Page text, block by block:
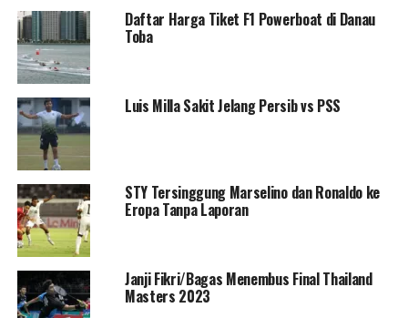
Daftar Harga Tiket F1 Powerboat di Danau
Toba
Luis Milla Sakit Jelang Persib vs PSS
STY Tersinggung Marselino dan Ronaldo ke
Eropa Tanpa Laporan
Janji Fikri/Bagas Menembus Final Thailand
Masters 2023